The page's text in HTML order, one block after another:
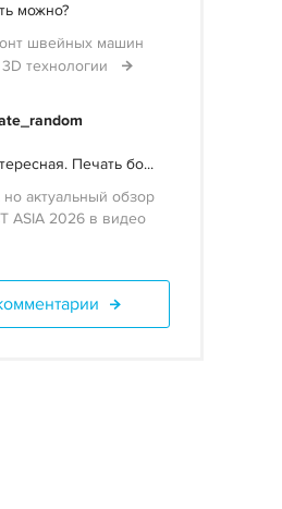
можно?
швейных машин
технологии
Печать бо...
актуальный обзор
ASIA 2026 в видео